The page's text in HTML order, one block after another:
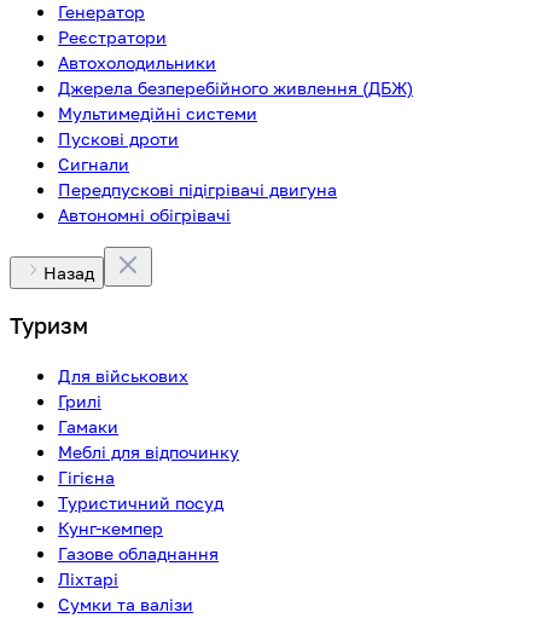
Генератор
Реєстратори
Автохолодильники
Джерела безперебійного живлення (ДБЖ)
Мультимедійні системи
Пускові дроти
Сигнали
Передпускові підігрівачі двигуна
Автономні обігрівачі
Назад
Туризм
Для військових
Грилі
Гамаки
Меблі для відпочинку
Гігієна
Туристичний посуд
Кунг-кемпер
Газове обладнання
Ліхтарі
Сумки та валізи